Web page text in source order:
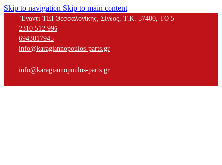
Skip to navigation Skip to main content
Έναντι ΤΕΙ Θεσσαλονίκης, Σίνδος, Τ.Κ. 57400, ΤΘ 5
2310 512 996
6943017945
info@karagiannopoulos-parts.gr
info@karagiannopoulos-parts.gr